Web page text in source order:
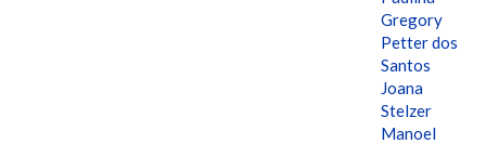
Gregory
Petter dos
Santos
Joana
Stelzer
Manoel